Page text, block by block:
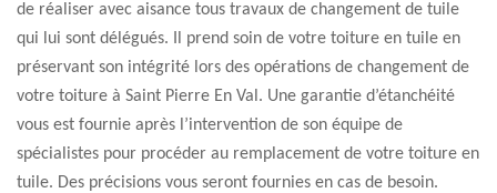
de réaliser avec aisance tous travaux de changement de tuile
qui lui sont délégués. Il prend soin de votre toiture en tuile en
préservant son intégrité lors des opérations de changement de
votre toiture à Saint Pierre En Val. Une garantie d’étanchéité
vous est fournie après l’intervention de son équipe de
spécialistes pour procéder au remplacement de votre toiture en
tuile. Des précisions vous seront fournies en cas de besoin.